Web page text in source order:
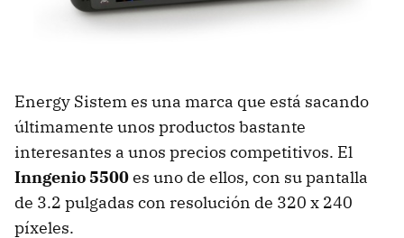
Energy Sistem es una marca que está sacando
últimamente unos productos bastante
interesantes a unos precios competitivos. El
Inngenio 5500es uno de ellos, con su pantalla
de 3.2 pulgadas con resolución de 320 x 240
píxeles.